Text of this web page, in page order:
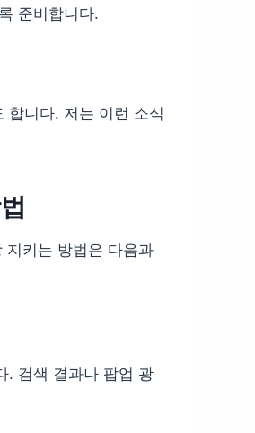
준비합니다.
합니다. 저는 이런 소식
지키는 방법은 다음과
. 검색 결과나 팝업 광